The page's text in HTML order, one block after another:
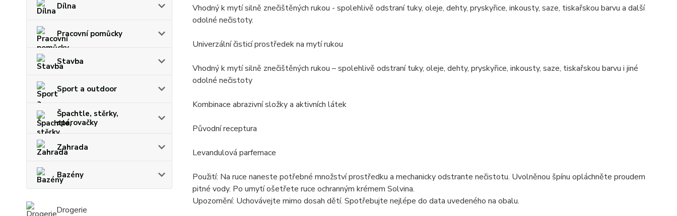
Dílna
Pracovní pomůcky
Stavba
Sport a outdoor
Špachtle, stěrky,
spárovačky
Zahrada
Bazény
Drogerie
Vhodný k mytí silně znečištěných rukou - spolehlivě odstraní tuky, oleje, dehty, pryskyřice, inkousty, saze, tiskařskou barvu a další
odolné nečistoty.
Univerzální čisticí prostředek na mytí rukou
Vhodný k mytí silně znečištěných rukou – spolehlivě odstraní tuky, oleje, dehty, pryskyřice, inkousty, saze, tiskařskou barvu i jiné
odolné nečistoty
Kombinace abrazivní složky a aktivních látek
Původní receptura
Levandulová parfemace
Použití: Na ruce naneste potřebné množství prostředku a mechanicky odstrante nečistotu. Uvolněnou špínu opláchněte proudem
pitné vody. Po umytí ošetřete ruce ochranným krémem Solvina.
Upozornění: Uchovávejte mimo dosah dětí. Spotřebujte nejlépe do data uvedeného na obalu.